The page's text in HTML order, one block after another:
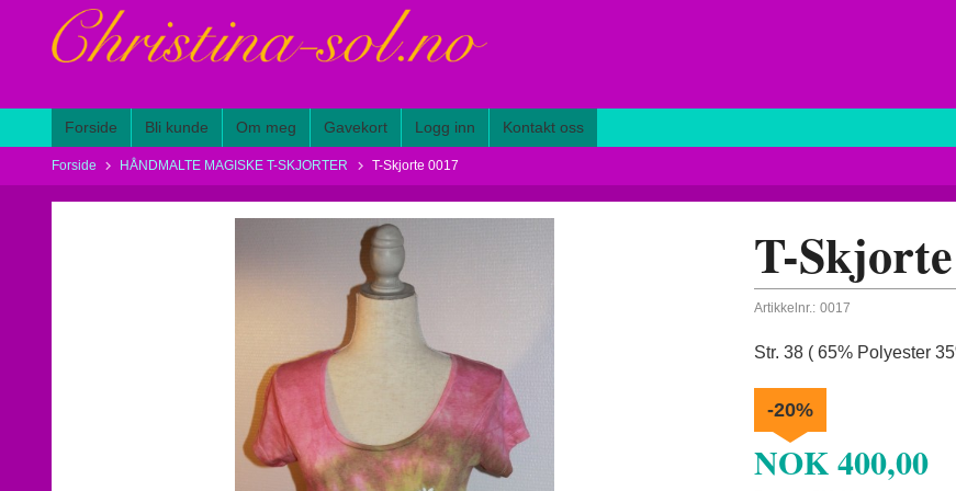
innholdet
Forside Bli kunde Om meg Gavekort Logg inn Kontakt oss
Forside HÅNDMALTE MAGISKE T-SKJORTER T-Skjorte 0017
T-
Artikkelnr.: 0017
Str. 38 ( 65% Polyester
NOK400,00
-20%